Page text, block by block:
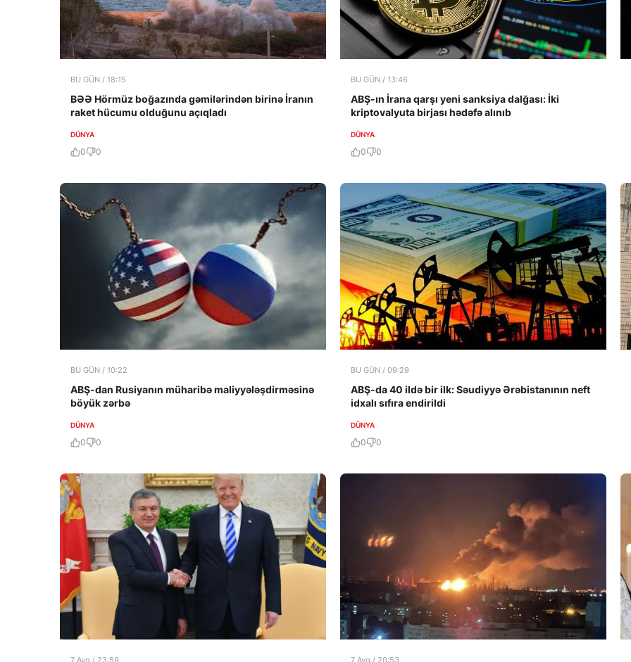
BU GÜN / 18:15
BƏƏ Hörmüz boğazında gəmilərindən birinə İranın
raket hücumu olduğunu açıqladı
DÜNYA
0 0
BU GÜN / 13:46
ABŞ-ın İrana qarşı yeni sanksiya dalğası: İki
kriptovalyuta birjası hədəfə alınıb
DÜNYA
0 0
BU GÜN / 10:22
ABŞ-dan Rusiyanın müharibə maliyyələşdirməsinə
böyük zərbə
DÜNYA
0 0
BU GÜN / 09:29
ABŞ-da 40 ildə bir ilk: Səudiyyə Ərəbistanının neft
idxalı sıfıra endirildi
DÜNYA
0 0
7 Avq / 23:59 7 Avq / 20:53